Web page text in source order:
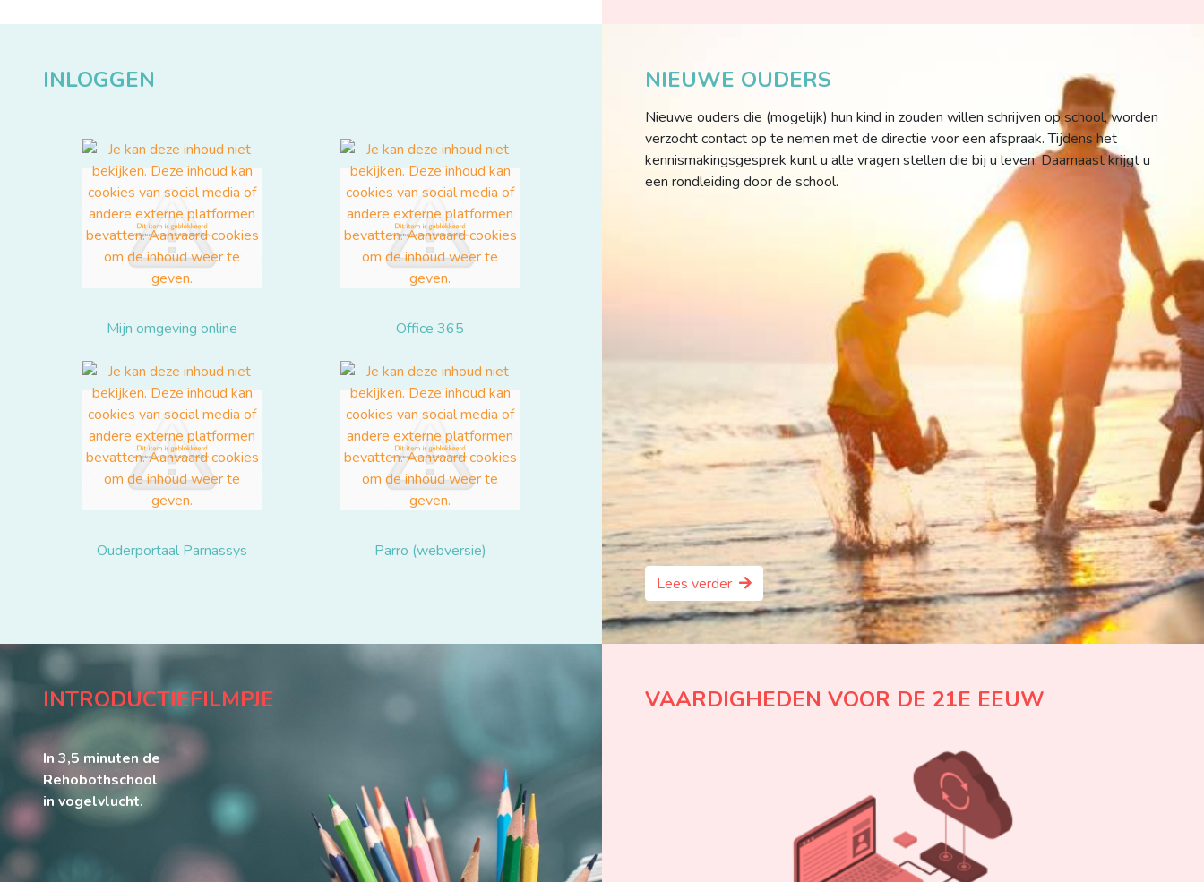
INLOGGEN
Mijn omgeving online Office 365
Ouderportaal Parnassys Parro (webversie)
NIEUWE OUDERS
Nieuwe ouders die (mogelijk) hun kind in zouden willen schrijven op school, worden
verzocht contact op te nemen met de directie voor een afspraak. Tijdens het
kennismakingsgesprek kunt u alle vragen stellen die bij u leven. Daarnaast krijgt u
een rondleiding door de school.
Lees verder
INTRODUCTIEFILMPJE
In 3,5 minuten de
Rehobothschool
in vogelvlucht.
VAARDIGHEDEN VOOR DE 21E EEUW